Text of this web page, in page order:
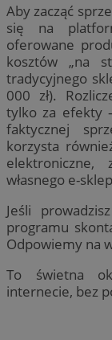
Aby zacząć
się na
oferowane
kosztów „na
tradycyjnego
000 zł).
tylko za efekty
faktycznej
korzysta
własnego e-
Jeśli
programu
Odpowiemy na
To świetna
internecie, bez